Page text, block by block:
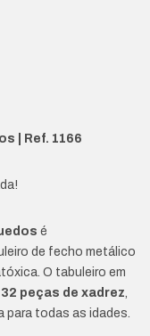
| Ref. 1166
é
de fecho metálico
O tabuleiro em
32 peças de xadrez,
para todas as idades.